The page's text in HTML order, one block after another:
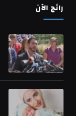
رائج الآن